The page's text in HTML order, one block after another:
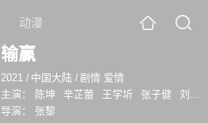
动漫
输赢
2021 / 中国大陆 /剧情 爱情
主演：
陈坤 辛芷蕾 王学圻 张子健
刘威葳
导演：
张黎